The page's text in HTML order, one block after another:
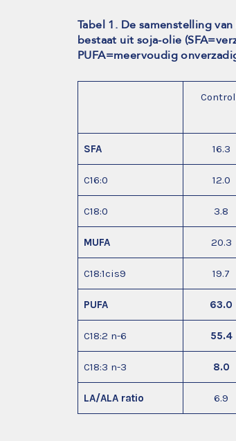
Tabel 1. De samenstelling
bestaat uit soja-olie
PUFA=meervoudig
SFA 16.3
C16:0 12.0
C18:0 3.8
MUFA 20.3
C18:1cis9 19.7
PUFA 63.0
C18:2 n-6 55.4
C18:3 n-3 8.0
LA/ALA ratio 6.9